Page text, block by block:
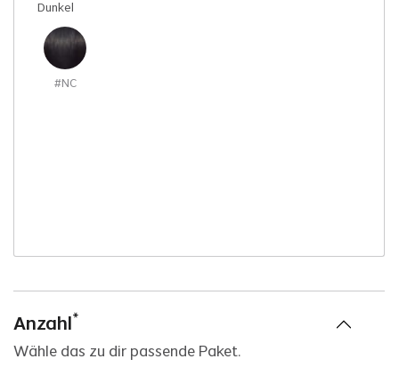
Dunkel
#NC
Anzahl *
Wähle das zu dir passende Paket.